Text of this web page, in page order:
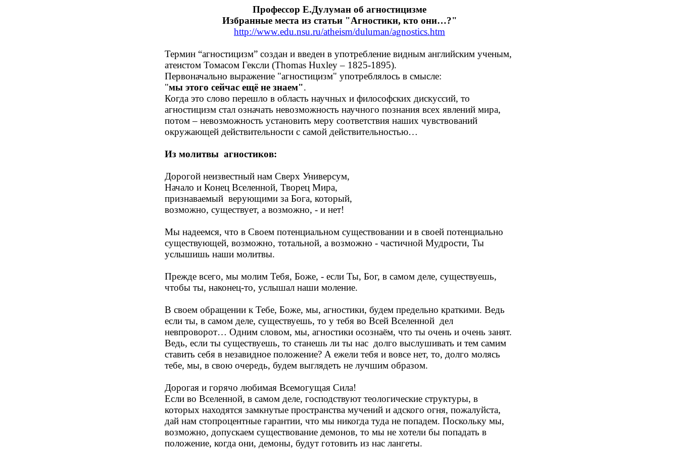
Профессор Е.Дулуман об агностицизме
Избранные места из статьи "Агностики, кто они…?"
http://www.edu.nsu.ru/atheism/duluman/agnostics.htm
Термин “агностицизм” создан и введен в употребление видным английским ученым,
атеистом Томасом Гексли (Thomas Huxley – 1825-1895).
Первоначально выражение "агностицизм" употреблялось в смысле:
"мы этого сейчас ещё не знаем".
Когда это слово перешло в область научных и философских дискуссий, то
агностицизм стал означать невозможность научного познания всех явлений мира,
потом – невозможность установить меру соответствия наших чувствований
окружающей действительности с самой действительностью…
Из молитвы агностиков:
Дорогой неизвестный нам Сверх Универсум,
Начало и Конец Вселенной, Творец Мира,
признаваемый верующими за Бога, который,
возможно, существует, а возможно, - и нет!
Мы надеемся, что в Своем потенциальном существовании и в своей потенциально
существующей, возможно, тотальной, а возможно - частичной Мудрости, Ты
услышишь наши молитвы.
Прежде всего, мы молим Тебя, Боже, - если Ты, Бог, в самом деле, существуешь,
чтобы ты, наконец-то, услышал наши моление.
В своем обращении к Тебе, Боже, мы, агностики, будем предельно краткими. Ведь
если ты, в самом деле, существуешь, то у тебя во Всей Вселенной дел
невпроворот… Одним словом, мы, агностики осознаём, что ты очень и очень занят.
Ведь, если ты существуешь, то станешь ли ты нас долго выслушивать и тем самим
ставить себя в незавидное положение? А ежели тебя и вовсе нет, то, долго молясь
тебе, мы, в свою очередь, будем выглядеть не лучшим образом.
Дорогая и горячо любимая Всемогущая Сила!
Если во Вселенной, в самом деле, господствуют теологические структуры, в
которых находятся замкнутые пространства мучений и адского огня, пожалуйста,
дай нам стопроцентные гарантии, что мы никогда туда не попадем. Поскольку мы,
возможно, допускаем существование демонов, то мы не хотели бы попадать в
положение, когда они, демоны, будут готовить из нас лангеты.